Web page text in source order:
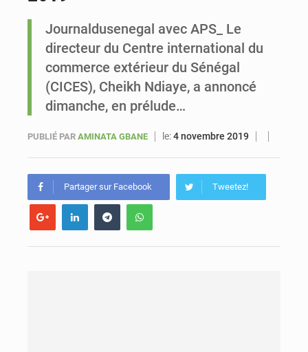
Sénégal : Ousmane Diagne prêtera serment le 11 août comme président du Conseil constitutionnel
Journaldusenegal avec APS_ Le
directeur du Centre international du
commerce extérieur du Sénégal
(CICES), Cheikh Ndiaye, a annoncé
dimanche, en prélude…
PUBLIÉ PAR AMINATA GBANE le:4 novembre 2019
Partager sur Facebook Tweetez!